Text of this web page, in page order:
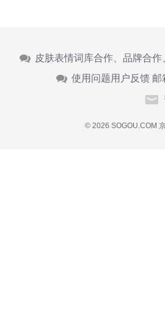
皮肤表情词库合作、品牌合
使用问题用户反馈 邮
© 2026 SOGOU.COM